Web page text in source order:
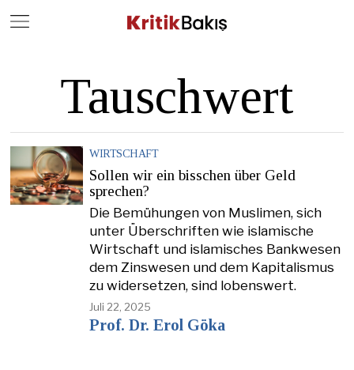
Tauschwert
WIRTSCHAFT
Sollen wir ein bisschen über Geld
sprechen?
Die Bemühungen von Muslimen, sich
unter Überschriften wie islamische
Wirtschaft und islamisches Bankwesen
dem Zinswesen und dem Kapitalismus
zu widersetzen, sind lobenswert.
Juli 22, 2025
Prof. Dr. Erol Göka